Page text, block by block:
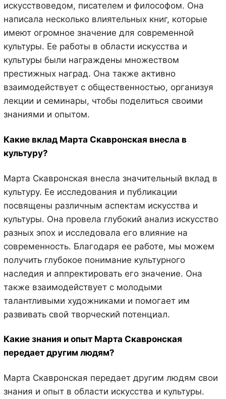
искусствоведом, писателем и философом. Она
написала несколько влиятельных книг, которые
имеют огромное значение для современной
культуры. Ее работы в области искусства и
культуры были награждены множеством
престижных наград. Она также активно
взаимодействует с общественностью, организуя
лекции и семинары, чтобы поделиться своими
знаниями и опытом.
Какие вклад Марта Скавронская внесла в
культуру?
Марта Скавронская внесла значительный вклад в
культуру. Ее исследования и публикации
посвящены различным аспектам искусства и
культуры. Она провела глубокий анализ искусство
разных эпох и исследовала его влияние на
современность. Благодаря ее работе, мы можем
получить глубокое понимание культурного
наследия и аппректировать его значение. Она
также взаимодействует с молодыми
талантливыми художниками и помогает им
развивать свой творческий потенциал.
Какие знания и опыт Марта Скавронская
передает другим людям?
Марта Скавронская передает другим людям свои
знания и опыт в области искусства и культуры.